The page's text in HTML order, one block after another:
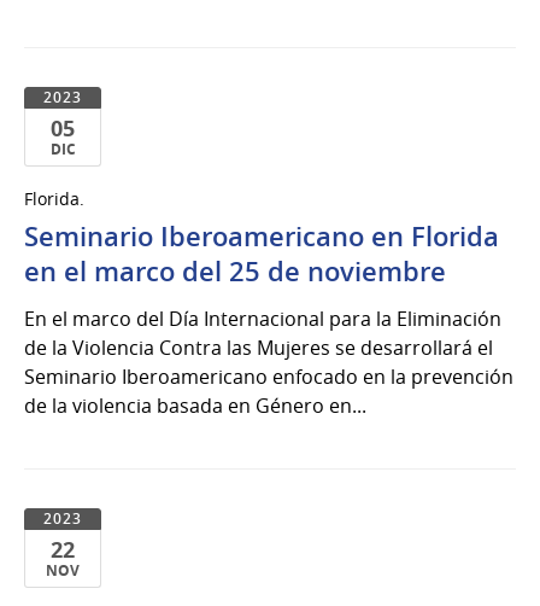
2023
05
DIC
de
Dic
del
Florida.
Seminario Iberoamericano en Florida
en el marco del 25 de noviembre
En el marco del Día Internacional para la Eliminación
de la Violencia Contra las Mujeres se desarrollará el
Seminario Iberoamericano enfocado en la prevención
de la violencia basada en Género en...
2023
22
NOV